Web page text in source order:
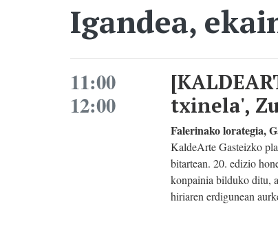
Igandea,
11:00
12:00
txinela',
Falerinako lorategia,
KaldeArte Gasteizko
bitartean. 20. edizio
konpainia bilduko ditu,
hiriaren erdigunean